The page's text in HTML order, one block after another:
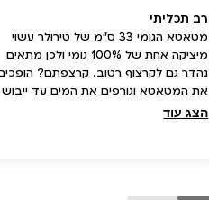
רב תכליתי
מטאטא הגומי 33 ס”מ של טירולר עשוי
מיציקה אחת של 100% גומי ולכן מתאים
נהדר גם לקרצוף רטוב. קרצפתם?
את המטאטא וגורפים את המים עד
המגב המובנה.
הצג עוד